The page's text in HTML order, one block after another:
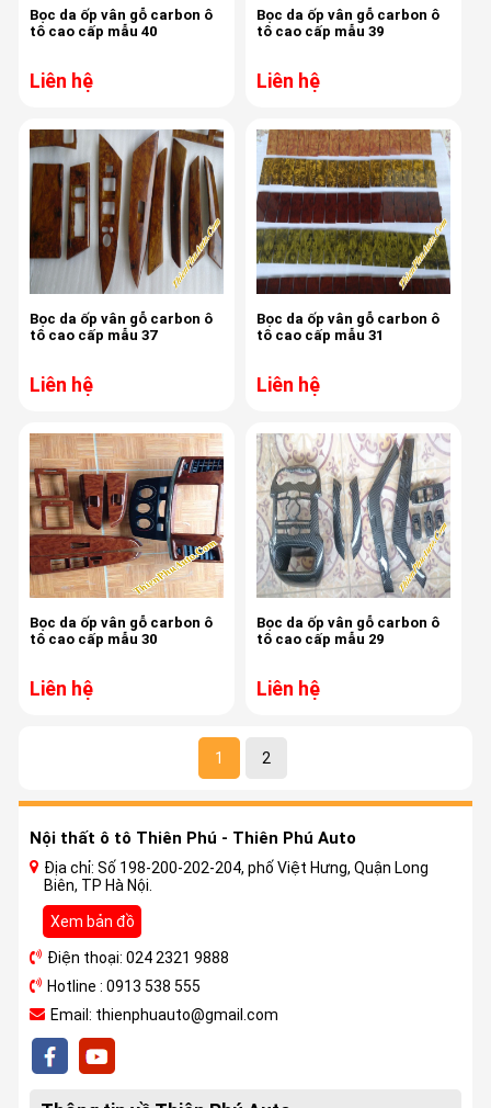
Bọc da ốp vân gỗ carbon ô
tô cao cấp mẫu 40
Liên hệ
Bọc da ốp vân gỗ carbon ô
tô cao cấp mẫu 39
Liên hệ
Bọc da ốp vân gỗ carbon ô
tô cao cấp mẫu 37
Liên hệ
Bọc da ốp vân gỗ carbon ô
tô cao cấp mẫu 31
Liên hệ
Bọc da ốp vân gỗ carbon ô
tô cao cấp mẫu 30
Liên hệ
Bọc da ốp vân gỗ carbon ô
tô cao cấp mẫu 29
Liên hệ
1 2
Nội thất ô tô Thiên Phú - Thiên Phú Auto
Địa chỉ: Số 198-200-202-204, phố Việt Hưng, Quận Long
Biên, TP Hà Nội.
Xem bản đồ
Điện thoại: 024 2321 9888
Hotline : 0913 538 555
Email: thienphuauto@gmail.com